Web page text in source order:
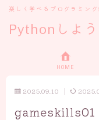
Pythonしよう
楽しく学べるプログラミング
HOME
2025.09.10
gameskills01